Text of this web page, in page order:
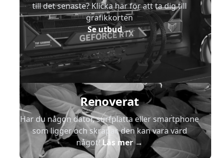
till det senaste? Klicka här för att ta dig till
grafikkorten
Se utbud→
Renoverat
Har du någon dator, surfplatta eller smartphone
som ligger och skräpar, den kan vara värd
något!Läs mer→